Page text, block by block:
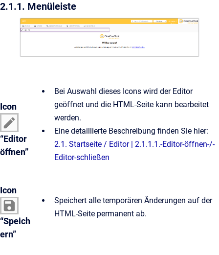
2.1.1. Menüleiste
Icon
“Editor
öffnen”
Bei Auswahl dieses Icons wird der Editor
geöffnet und die HTML-Seite kann bearbeitet
werden.
Eine detaillierte Beschreibung finden Sie hier:
2.1. Startseite / Editor | 2.1.1.1.-Editor-öffnen-/-
Editor-schließen
Icon
“Speich
ern”
Speichert alle temporären Änderungen auf der
HTML-Seite permanent ab.